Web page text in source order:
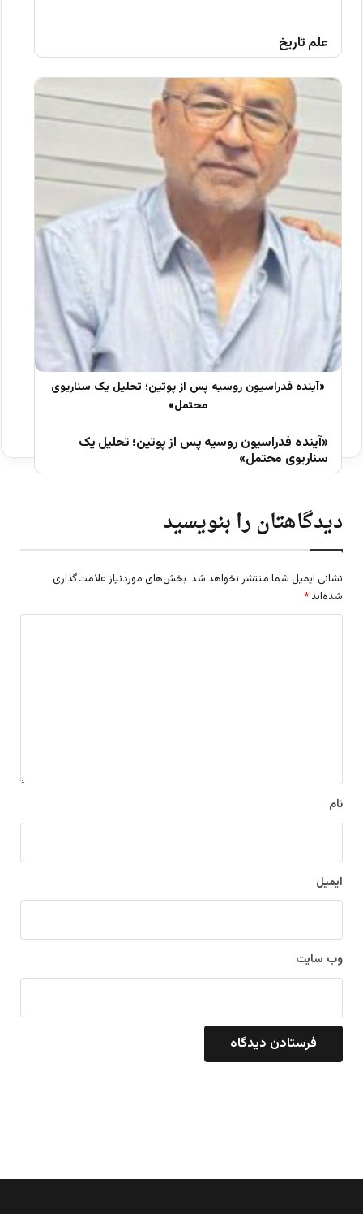
علم تاریخ
«آینده فدراسیون روسیه پس از پوتین؛ تحلیل یک
سناریوی محتمل»
دیدگاهتان را بنویسید
نشانی ایمیل شما منتشر نخواهد شد. بخش‌های موردنیاز علامت‌گذاری
شده‌اند *
نام
ایمیل
وب‌ سایت